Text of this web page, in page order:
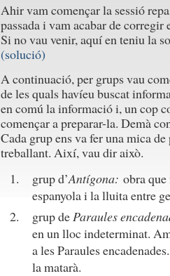
Ahir vam començar la sessió
passada i vam acabar de corregir
Si no vau venir, aquí en teniu la
(solució)
A continuació, per grups vau
de les quals havíeu buscat
en comú la informació i, un cop
començar a preparar-la. Demà
Cada grup ens va fer una mica
treballant. Així, vau dir això.
grup d’Antígona: obra
espanyola i la lluita entre
grup deParaules
en un lloc indeterminat.
a les Paraules
la matarà.